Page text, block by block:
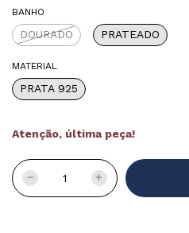
BANHO
DOURADO PRATEADO
MATERIAL
PRATA 925
Atenção, última peça!